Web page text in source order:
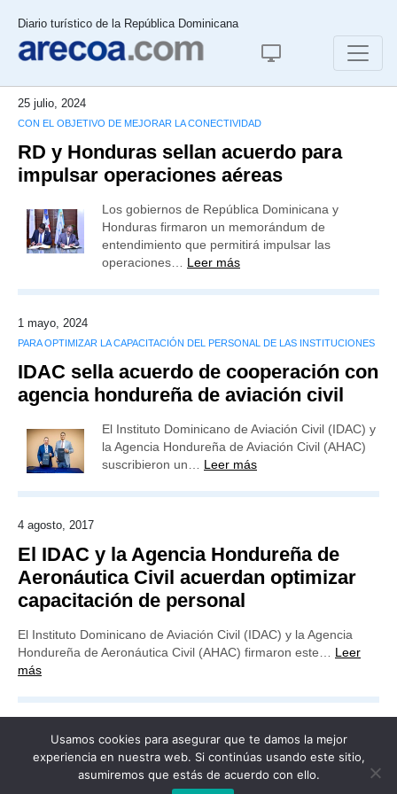
Diario turístico de la República Dominicana
25 julio, 2024
CON EL OBJETIVO DE MEJORAR LA CONECTIVIDAD
RD y Honduras sellan acuerdo para
impulsar operaciones aéreas
Los gobiernos de República Dominicana y
Honduras firmaron un memorándum de
entendimiento que permitirá impulsar las
operaciones… Leer más
1 mayo, 2024
PARA OPTIMIZAR LA CAPACITACIÓN DEL PERSONAL DE LAS INSTITUCIONES
IDAC sella acuerdo de cooperación con
agencia hondureña de aviación civil
El Instituto Dominicano de Aviación Civil (IDAC) y
la Agencia Hondureña de Aviación Civil (AHAC)
suscribieron un… Leer más
4 agosto, 2017
El IDAC y la Agencia Hondureña de
Aeronáutica Civil acuerdan optimizar
capacitación de personal
El Instituto Dominicano de Aviación Civil (IDAC) y la Agencia
Hondureña de Aeronáutica Civil (AHAC) firmaron este… Leer
más
Usamos cookies para asegurar que te damos la mejor
experiencia en nuestra web. Si continúas usando este sitio,
asumiremos que estás de acuerdo con ello.
Publicidad Redacción Contacto